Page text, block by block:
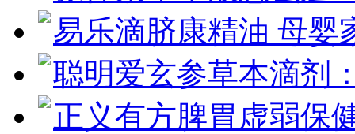
易乐滴脐康精油 母婴
聪明爱玄参草本滴剂
正义有方脾胃虚弱保